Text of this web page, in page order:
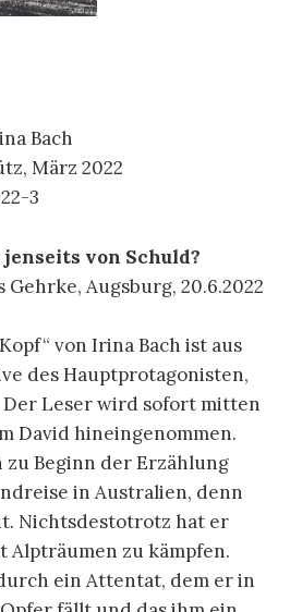
Bach
März 2022
3
von Schuld?
Augsburg, 20.6.2022
von Irina Bach ist aus
des Hauptprotagonisten,
Der Leser wird sofort mitten
David hineingenommen.
Beginn der Erzählung
in Australien, denn
Nichtsdestotrotz hat er
Alpträumen zu kämpfen.
ein Attentat, dem er in